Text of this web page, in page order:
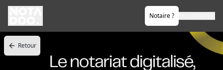
Notaire ?
Retour